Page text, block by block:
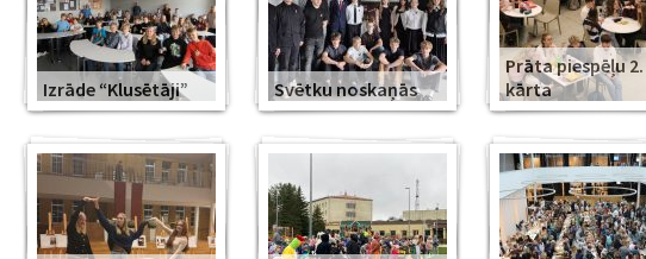
Izrāde “Klusētāji” Svētku noskaņās
Prāta piespēļu 2.
kārta